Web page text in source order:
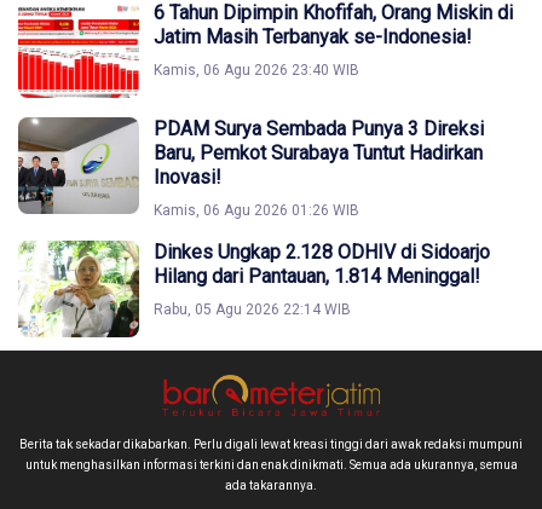
6 Tahun Dipimpin Khofifah, Orang Miskin di
Jatim Masih Terbanyak se-Indonesia!
Kamis, 06 Agu 2026 23:40 WIB
PDAM Surya Sembada Punya 3 Direksi
Baru, Pemkot Surabaya Tuntut Hadirkan
Inovasi!
Kamis, 06 Agu 2026 01:26 WIB
Dinkes Ungkap 2.128 ODHIV di Sidoarjo
Hilang dari Pantauan, 1.814 Meninggal!
Rabu, 05 Agu 2026 22:14 WIB
Berita tak sekadar dikabarkan. Perlu digali lewat kreasi tinggi dari awak redaksi mumpuni
untuk menghasilkan informasi terkini dan enak dinikmati. Semua ada ukurannya, semua
ada takarannya.